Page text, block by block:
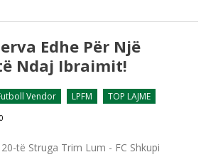
Edhe Për Një
Ndaj Ibraimit!
Vendor LPFM TOP LAJME
0
të Struga Trim Lum - FC Shkupi